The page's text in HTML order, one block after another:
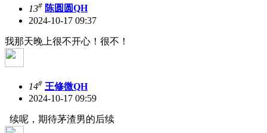
13# 陈圆圆QH
2024-10-17 09:37
我那天晚上很不开心！很不！
14# 王修微QH
2024-10-17 09:59
续呢，期待茅渣男的后续